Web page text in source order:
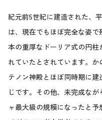
紀元前5世紀に建造された、
は、現在でもほぼ完全な姿
本の重厚なドーリア式の円
れていたとされています。か
テノン神殿とほぼ同時期に
じです。その他、未完成な
ャ最大級の規模になったと